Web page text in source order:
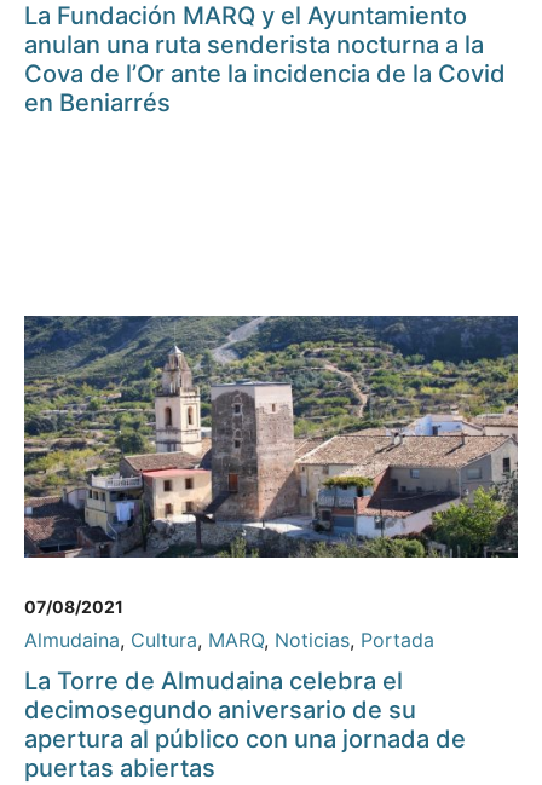
La Fundación MARQ y el Ayuntamiento
anulan una ruta senderista nocturna a la
Cova de l’Or ante la incidencia de la Covid
en Beniarrés
07/08/2021
Almudaina, Cultura, MARQ, Noticias, Portada
La Torre de Almudaina celebra el
decimosegundo aniversario de su
apertura al público con una jornada de
puertas abiertas